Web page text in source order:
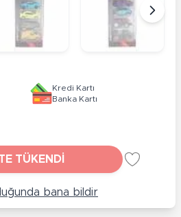
Kredi Kartı
Banka Kartı
TÜKENDİ
bana bildir